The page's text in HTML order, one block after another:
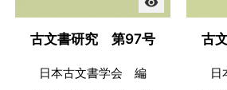
古文書研究 第97号
日本古文書学会 編
古